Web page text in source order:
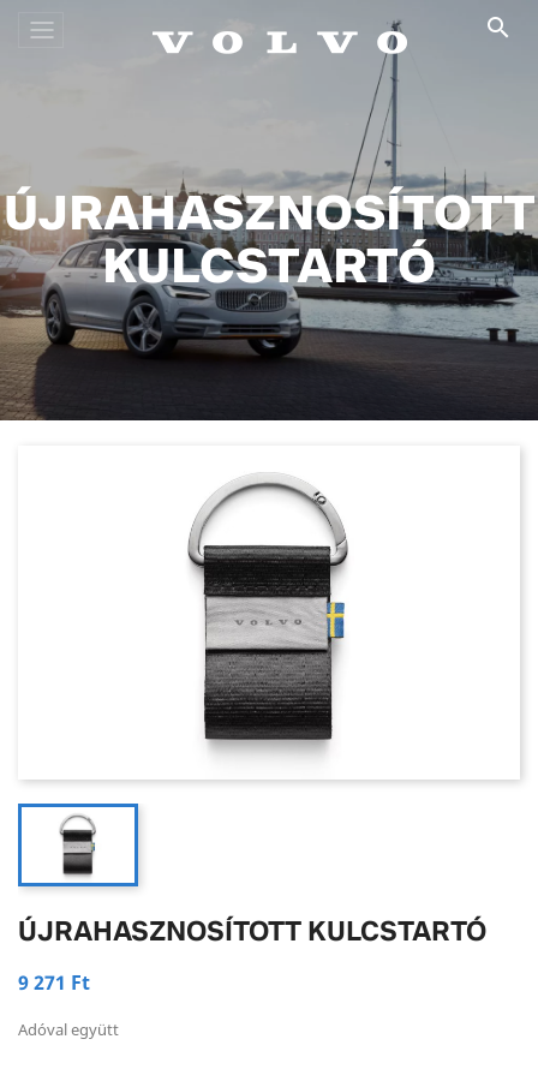

ÚJRAHASZNOSÍTOTT
KULCSTARTÓ
ÚJRAHASZNOSÍTOTT KULCSTARTÓ
9 271 Ft
Adóval együtt